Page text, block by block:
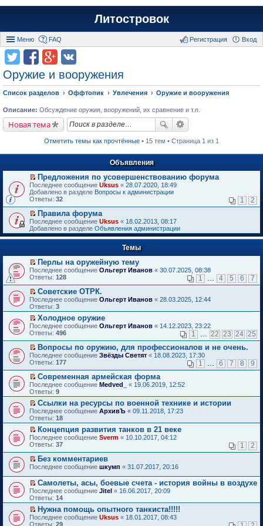
Литостровок
Меню FAQ Вход
Регистрация
Оружие и вооружения
Список разделов Оффтопик Увлечения Оружие и вооружения
Описание: Обсуждение оружия, вооружений, их сравнение и т.п.
Новая тема
Отметить темы как прочтённые • 15 тем • Страница 1 из 1
Объявления
П
е
р
й
т
и
к
п
в
о
м
у
н
е
п
р
о
ч
и
а
н
н
о
м
у
с
о
о
б
щ
е
н
и
ю
Предложения по усовершенствованию форума
Последнее сообщение Uksus « 28.07.2020, 18:49
Добавлено в разделе Вопросы к администрации
Ответы: 32 1 2
П
е
р
е
т
и
к
п
р
в
о
м
у
н
е
п
р
о
ч
т
а
н
н
о
м
у
с
о
о
б
щ
е
н
ю
Правила форума
Последнее сообщение Uksus « 18.02.2013, 08:17
Добавлено в разделе Объявления администрации
Темы
П
е
е
й
т
и
к
п
е
в
о
м
у
н
е
п
р
о
ч
и
т
а
н
н
о
м
у
о
о
б
щ
е
н
и
Перлы на оружейную тему
Последнее сообщение Ольгерт Иванов « 30.07.2025, 08:38
Ответы: 128 1 4 5 6 7
П
е
р
е
й
т
и
п
е
в
о
м
у
н
е
п
р
о
ч
и
т
а
н
о
м
у
с
о
о
б
Советские ОТРК.
Последнее сообщение Ольгерт Иванов « 28.03.2025, 12:44
Ответы: 3
П
е
е
й
т
и
к
п
е
р
в
о
м
у
н
е
п
р
о
ч
т
а
н
н
о
м
у
Холодное оружие
Последнее сообщение Ольгерт Иванов « 14.12.2023, 23:22
Ответы: 496 1 22 23 24 25
П
е
е
й
т
и
к
п
е
р
в
о
м
у
н
е
р
о
ч
и
т
а
н
Вопросы по оружию, для профессионалов и не очень.
Последнее сообщение Звёзды Светят « 18.08.2023, 17:30
Ответы: 177 1 6 7 8 9
П
е
р
е
й
т
и
к
п
е
р
в
о
у
н
е
п
р
о
ч
Современная армейская форма
Последнее сообщение Medved_ « 19.06.2019, 12:52
Ответы: 9
П
е
р
е
й
т
и
п
р
в
о
м
у
н
е
Ссылки на ресурсы по военной технике и истории
Последнее сообщение АрхивЪ « 09.11.2018, 17:23
Ответы: 18
П
е
е
й
т
и
к
п
е
р
в
о
Концепция развития танков в 21 веке
Последнее сообщение Sverm « 10.10.2017, 04:12
Ответы: 37 1 2
П
р
е
й
т
и
к
п
Без комментариев
Последнее сообщение шкумп « 31.07.2017, 20:16
П
е
р
е
й
т
Самолеты, асы, боевые счета - история войны в воздухе
Последнее сообщение Jitel « 16.06.2017, 20:09
Ответы: 14
П
е
Нужна помощь опытного танкиста!!!!!
Последнее сообщение Uksus « 18.01.2017, 08:43
Ответы: 29